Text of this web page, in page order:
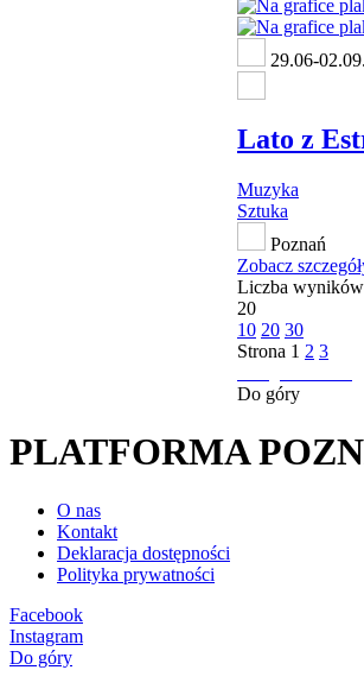
29.06-
Lato z
Muzyka
Sztuka
Poznań
Zobacz
Liczba wyników
20
10 20 30
Strona 1 2 3
Do góry
PLATFORMA
O nas
Kontakt
Deklaracja dostępności
Polityka prywatności
Facebook
Instagram
Do góry